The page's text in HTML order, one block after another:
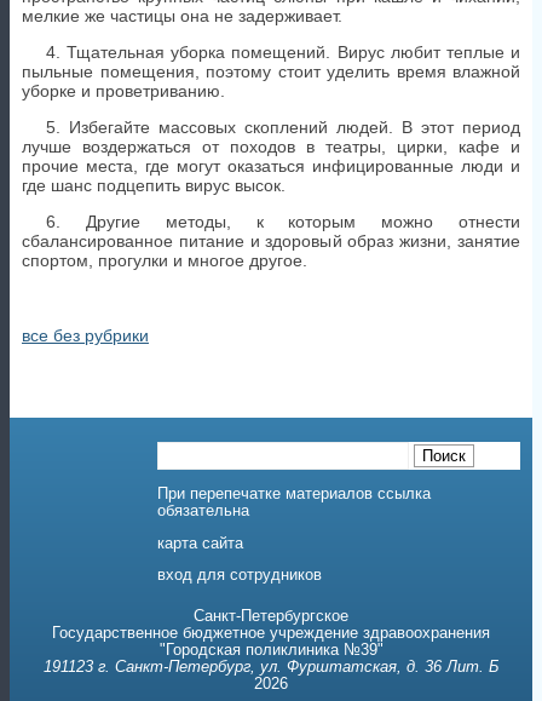
4. Тщательная уборка помещений. Вирус любит теплые и
пыльные помещения, поэтому стоит уделить время влажной
уборке и проветриванию.
5. Избегайте массовых скоплений людей. В этот период
лучше воздержаться от походов в театры, цирки, кафе и
прочие места, где могут оказаться инфицированные люди и
где шанс подцепить вирус высок.
6. Другие методы, к которым можно отнести
сбалансированное питание и здоровый образ жизни, занятие
спортом, прогулки и многое другое.
При перепечатке материалов ссылка
обязательна
карта сайта
вход для сотрудников
Санкт-Петербургское
Государственное бюджетное учреждение здравоохранения
"Городская поликлиника №39"
191123 г. Санкт-Петербург, ул. Фурштатская, д. 36 Лит. Б
2026